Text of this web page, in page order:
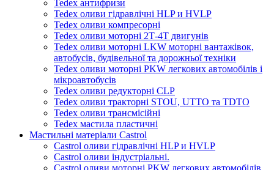
Tedex антифризи
Tedex оливи гідравлічні HLP и HVLP
Tedex оливи компресорні
Tedex оливи моторні 2Т-4Т двигунів
Tedex оливи моторні LKW моторні вантажівок,
автобусів, будівельної та дорожньої техніки
Tedex оливи моторні PKW легкових автомобілів і
мікроавтобусів
Tedex оливи редукторні CLP
Tedex оливи тракторні STOU, UTTO та TDTO
Tedex оливи трансмісійні
Tedex мастила пластичні
Мастильні матеріали Castrol
Castrol оливи гідравлічні HLP и HVLP
Castrol оливи індустріальні.
Castrol оливи моторні PKW легкових автомобілів,